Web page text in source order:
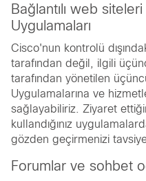
Bağlantılı web
Uygulamaları
Cisco'nun kontrolü
tarafından değil, ilgili
tarafından yönetilen
Uygulamalarına ve
sağlayabiliriz. Ziyaret
kullandığınız
gözden geçirmenizi
Forumlar ve sohbet